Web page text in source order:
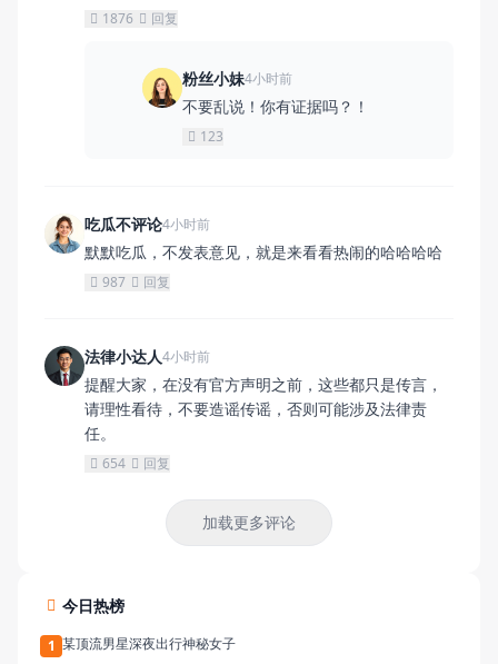
1876 回复
粉丝小妹4小时前
不要乱说！你有证据吗？！
123
吃瓜不评论4小时前
默默吃瓜，不发表意见，就是来看看热闹的哈哈哈哈
987 回复
法律小达人4小时前
提醒大家，在没有官方声明之前，这些都只是传言，
请理性看待，不要造谣传谣，否则可能涉及法律责
任。
654 回复
加载更多评论
今日热榜
1 某顶流男星深夜出行神秘女子